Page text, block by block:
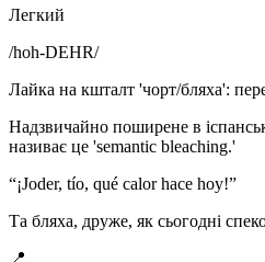
Легкий
/hoh-DEHR/
Лайка на кшталт 'чорт/бляха':
Надзвичайно поширене в
називає це 'semantic bleaching.'
“¡Joder, tío, qué calor hace hoy!”
Та бляха, друже, як сьогодні
📍